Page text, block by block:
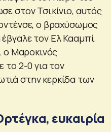
στον Τσικίνιο, αυτός
ο βραχύσωμος
τον Ελ Κααμπί
ο Μαροκινός
το 2-0 για τον
στην κερκίδα των
ευκαιρία